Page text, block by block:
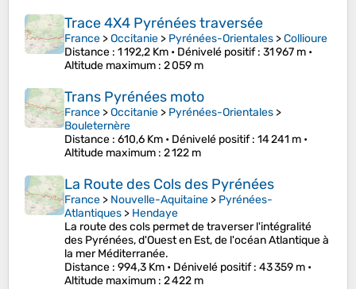
Trace 4X4 Pyrénées traversée
France >Occitanie > Pyrénées-Orientales >Collioure
Distance : 1 192,2 Km • Dénivelé positif: 31 967 m •
Altitude maximum : 2 059 m
Trans Pyrénées moto
France >Occitanie > Pyrénées-Orientales >
Bouleternère
Distance : 610,6 Km • Dénivelé positif: 14 241 m •
Altitude maximum : 2 122 m
La Route des Cols des Pyrénées
France > Nouvelle-Aquitaine > Pyrénées-
Atlantiques > Hendaye
La route des cols permet de traverser l'intégralité
des Pyrénées, d'Ouest en Est, de l'océan Atlantique à
la mer Méditerranée.
Distance : 994,3 Km • Dénivelé positif: 43 359 m •
Altitude maximum : 2 422 m